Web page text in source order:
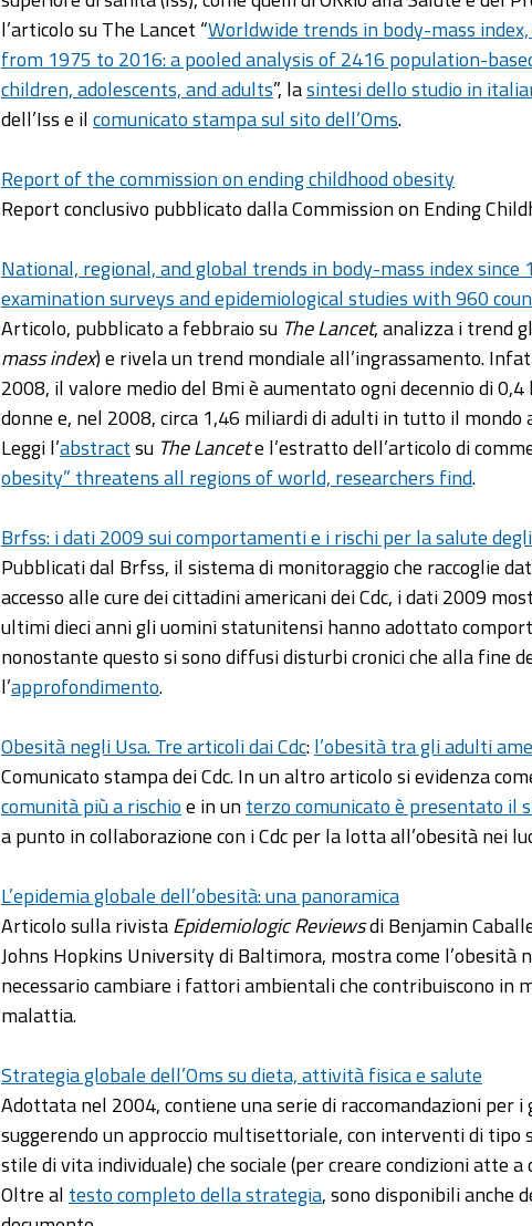
l’articolo su The Lancet “Worldwide trends in body-mass
from 1975 to 2016: a pooled analysis of 2416 population-
children, adolescents, and adults”, lasintesi dello studio in
dell’Iss e ilcomunicato stampa sul sito dell’Oms.
Report of the commission on ending childhood obesity
Report conclusivo pubblicato dalla Commission on Ending
National, regional, and global trends in body-mass index
examination surveys and epidemiological studies with 960
Articolo, pubblicato a febbraio su The Lancet, analizza i trend
mass index) e rivela un trend mondiale all’ingrassamento.
2008, il valore medio del Bmi è aumentato ogni decennio di
donne e, nel 2008, circa 1,46 miliardi di adulti in tutto il mondo
Leggi l’abstractsu The Lancete l’estratto dell’articolo di
obesity” threatens all regions of world, researchers find.
Brfss: i dati 2009 sui comportamenti e i rischi per la salute
Pubblicati dal Brfss, il sistema di monitoraggio che raccoglie
accesso alle cure dei cittadini americani dei Cdc, i dati 2009
ultimi dieci anni gli uomini statunitensi hanno adottato
nonostante questo si sono diffusi disturbi cronici che alla fine
l’approfondimento.
Obesità negli Usa. Tre articoli dai Cdc:l’obesità tra gli adulti
Comunicato stampa dei Cdc. In un altro articolo si evidenza
comunità più a rischioe in unterzo comunicato è presentato il
a punto in collaborazione con i Cdc per la lotta all’obesità nei
L’epidemia globale dell’obesità: una panoramica
Articolo sulla rivistaEpidemiologic Reviewsdi Benjamin
Johns Hopkins University di Baltimora, mostra come l’obesità
necessario cambiare i fattori ambientali che contribuiscono in
malattia.
Strategia globale dell’Oms su dieta, attività fisica e salute
Adottata nel 2004, contiene una serie di raccomandazioni per
suggerendo un approccio multisettoriale, con interventi di
stile di vita individuale) che sociale (per creare condizioni atte
Oltre al testo completo della strategia, sono disponibili anche